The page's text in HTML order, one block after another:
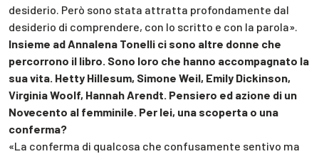
desiderio. Però sono stata attratta profondamente dal
desiderio di comprendere, con lo scritto e con la parola».
Insieme ad Annalena Tonelli ci sono altre donne che
percorrono il libro. Sono loro che hanno accompagnato la
sua vita. Hetty Hillesum, Simone Weil, Emily Dickinson,
Virginia Woolf, Hannah Arendt. Pensiero ed azione di un
Novecento al femminile. Per lei, una scoperta o una
conferma?
«La conferma di qualcosa che confusamente sentivo ma